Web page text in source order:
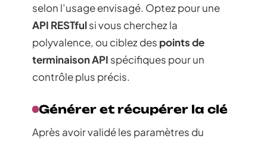
selon l’usage envisagé. Optez pour une
API RESTfulsi vous cherchez la
polyvalence, ou ciblez des points de
terminaison API spécifiques pour un
contrôle plus précis.
Générer et récupérer la clé
Après avoir validé les paramètres du